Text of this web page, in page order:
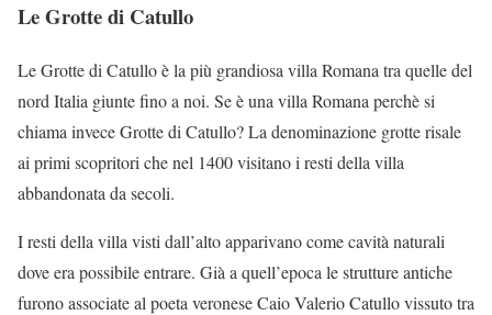
Le Grotte di Catullo
Le Grotte di Catullo è la più grandiosa villa Romana tra quelle del
nord Italia giunte fino a noi. Se è una villa Romana perchè si
chiama invece Grotte di Catullo? La denominazione grotte risale
ai primi scopritori che nel 1400 visitano i resti della villa
abbandonata da secoli.
I resti della villa visti dall’alto apparivano come cavità naturali
dove era possibile entrare. Già a quell’epoca le strutture antiche
furono associate al poeta veronese Caio Valerio Catullo vissuto tra